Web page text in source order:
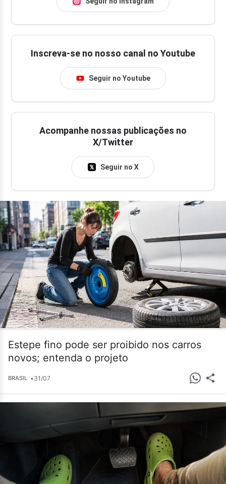
Inscreva-se no nosso canal no Youtube
Seguir no Youtube
Acompanhe nossas publicações no
X/Twitter
Seguir no X
Estepe fino pode ser proibido nos carros
novos; entenda o projeto
BRASIL •31/07